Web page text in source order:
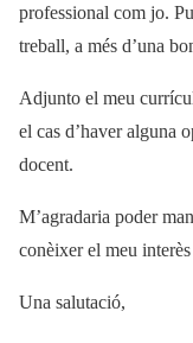
professional com jo.
treball, a més d’una
Adjunto el meu
el cas d’haver alguna
docent.
M’agradaria poder
conèixer el meu
Una salutació,